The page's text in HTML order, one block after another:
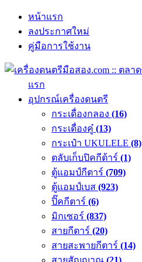
หน้าแรก
ลงประกาศใหม่
คู่มือการใช้งาน
แรก
อุปกรณ์เครื่องดนตรี
กระเดื่องกลอง (16)
กระเดื่องคู๋ (13)
กระเป๋า UKULELE (8)
ตลับเก็บปิคกีต้าร์ (1)
ตู้แอมป์กีตาร์ (709)
ตู้แอมป์เบส (923)
ปิ๊คกีตาร์ (6)
มิกเซอร์ (837)
สายกีตาร์ (20)
สายสะพายกีตาร์ (14)
สายสัญญาณ (21)